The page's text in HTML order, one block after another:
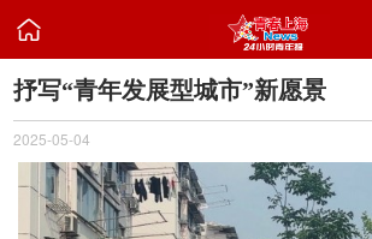

抒写“青年发展型城市”新愿景
2025-05-04